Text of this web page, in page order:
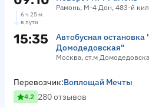
Рамонь, М-4 Дон, 483-й
6 ч 25 м
в пути
15:35
Автобусная
Домодедовская"
Москва, ст.м
Перевозчик:Воплощай Мечты
4.2 280 отзывов